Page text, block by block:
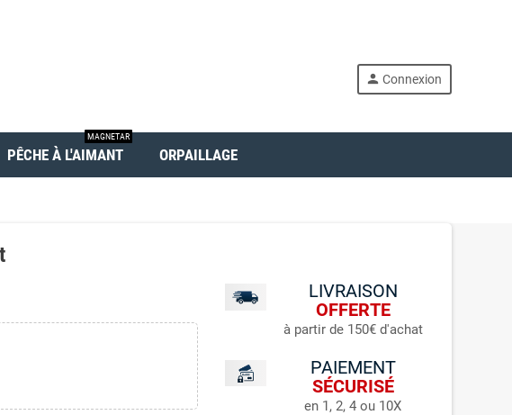
person Connexion
PÊCHE À L'AIMANT
MAGNETAR
ORPAILLAGE
LIVRAISON
OFFERTE
à partir de 150€ d'achat
PAIEMENT
SÉCURISÉ
en 1, 2, 4 ou 10X